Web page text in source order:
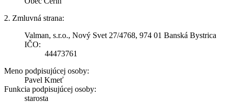
2. Zmluvná strana:
Valman, s.r.o., Nový Svet 27/4768, 974 01 Banská Bystrica
IČO:
44473761
Meno podpisujúcej osoby:
Pavel Kmeť
Funkcia podpisujúcej osoby:
starosta